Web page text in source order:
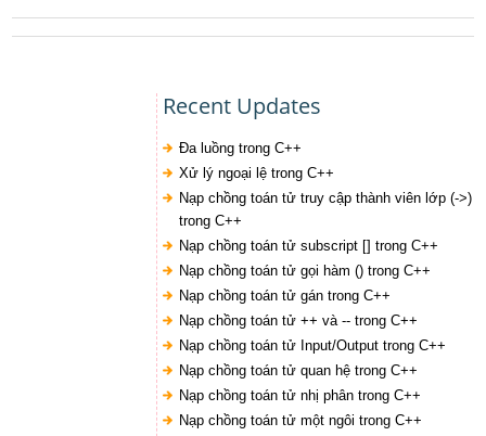
Recent Updates
Đa luồng trong C++
Xử lý ngoại lệ trong C++
Nạp chồng toán tử truy cập thành viên lớp (->)
trong C++
Nạp chồng toán tử subscript [] trong C++
Nạp chồng toán tử gọi hàm () trong C++
Nạp chồng toán tử gán trong C++
Nạp chồng toán tử ++ và -- trong C++
Nạp chồng toán tử Input/Output trong C++
Nạp chồng toán tử quan hệ trong C++
Nạp chồng toán tử nhị phân trong C++
Nạp chồng toán tử một ngôi trong C++